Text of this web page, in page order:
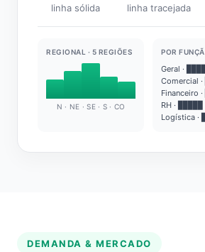
linha sólida linha tracejada
REGIONAL · 5 REGIÕES
N · NE · SE · S · CO
POR
Geral ·
Comercial ·
Financeiro ·
RH · █████
Logística ·
DEMANDA & MERCADO